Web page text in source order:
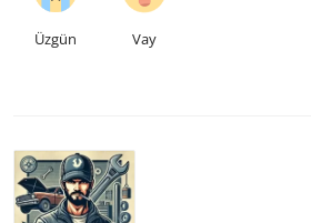
Üzgün Vay